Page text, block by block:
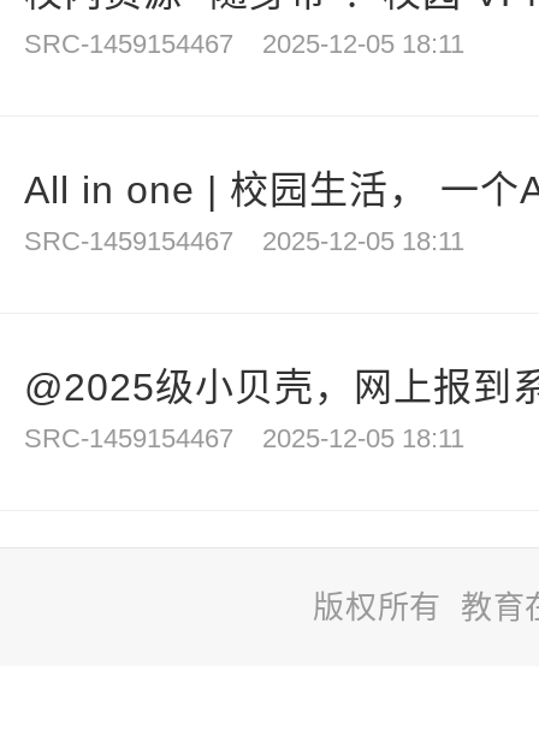
SRC-1459154467 2025-12-05 18:11
All in one | 校园生活， 一个
SRC-1459154467 2025-12-05 18:11
@2025级小贝壳，网上报到
SRC-1459154467 2025-12-05 18:11
版权所有 教育